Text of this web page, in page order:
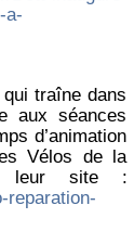
a-
traîne dans
aux séances
d’animation
Vélos de la
leur site :
reparation-